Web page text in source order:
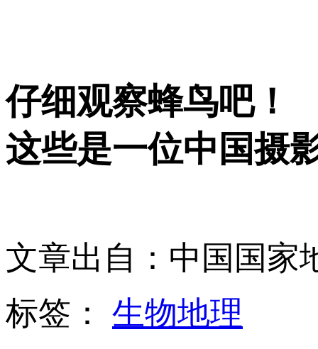
仔细观察蜂鸟吧！
这些是一位中国摄
文章出自：中国国家
标签： 生物地理